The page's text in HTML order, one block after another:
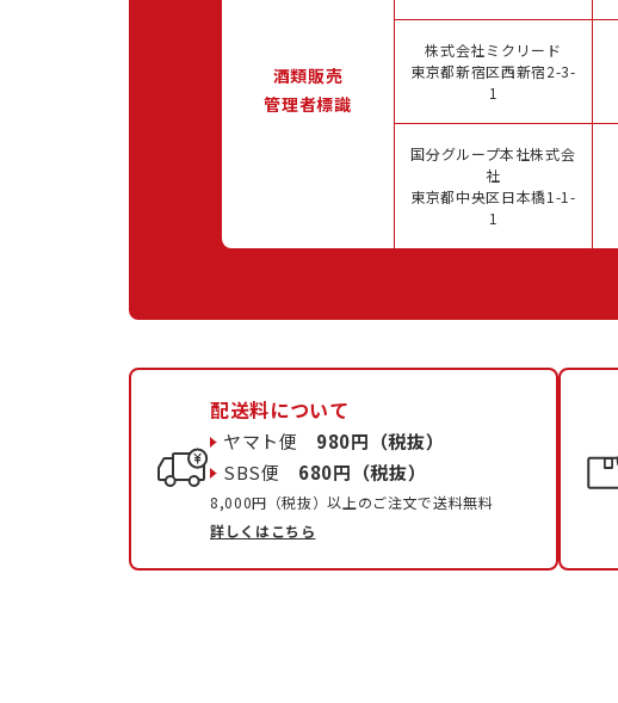
酒類販売
管理者標識
株式会社ミクリード
東京都新宿区西新宿2-3-
1
国分グループ本社株式会
社
東京都中央区日本橋1-1-
1
配送料について
ヤマト便 980円（税抜）
SBS便 680円（税抜）
8,000円（税抜）以上のご注文で送料無料
詳しくはこちら